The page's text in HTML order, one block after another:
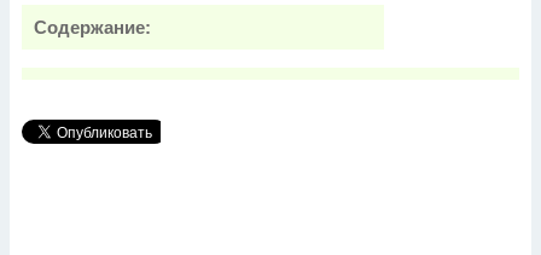
Содержание: